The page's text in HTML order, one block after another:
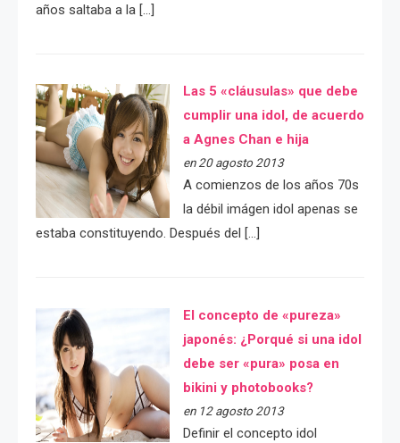
años saltaba a la […]
Las 5 «cláusulas» que debe
cumplir una idol, de acuerdo
a Agnes Chan e hija
en 20 agosto 2013
A comienzos de los años 70s
la débil imágen idol apenas se
estaba constituyendo. Después del […]
El concepto de «pureza»
japonés: ¿Porqué si una idol
debe ser «pura» posa en
bikini y photobooks?
en 12 agosto 2013
Definir el concepto idol